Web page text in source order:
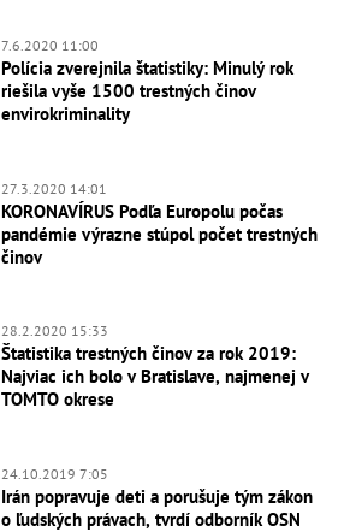
7.6.2020 11:00
Polícia zverejnila štatistiky: Minulý rok
riešila vyše 1500 trestných činov
envirokriminality
27.3.2020 14:01
KORONAVÍRUS Podľa Europolu počas
pandémie výrazne stúpol počet trestných
činov
28.2.2020 15:33
Štatistika trestných činov za rok 2019:
Najviac ich bolo v Bratislave, najmenej v
TOMTO okrese
24.10.2019 7:05
Irán popravuje deti a porušuje tým zákon
o ľudských právach, tvrdí odborník OSN